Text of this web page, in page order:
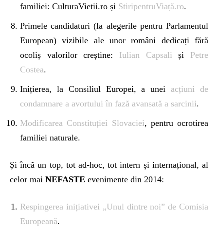
familiei: CulturaVietii.ro și StiripentruViață.ro.
Primele candidaturi (la alegerile pentru Parlamentul
European) vizibile ale unor români dedicați fără
ocoliș valorilor creștine: Iulian Capsali și Petre
Costea.
Inițierea, la Consiliul Europei, a uneiacțiuni de
condamnare a avortului în fază avansată a sarcinii.
Modificarea Constituției Slovaciei, pentru ocrotirea
familiei naturale.
Și încă un top, tot ad-hoc, tot intern și internațional, al
celor mai NEFASTE evenimente din 2014:
Respingerea inițiativei „Unul dintre noi” de Comisia
Europeană.